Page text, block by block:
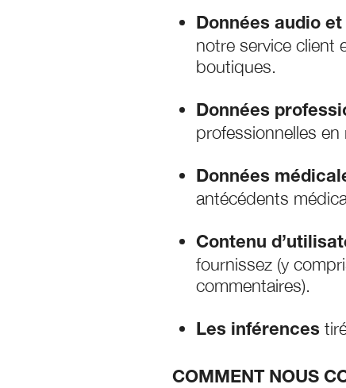
Données audio
notre service client
boutiques.
Données
professionnelles
Données
antécédents
Contenu
fournissez (y
commentaires).
Les inférences
COMMENT NOUS